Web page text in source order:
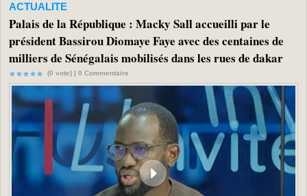
ACTUALITE
Palais de la République : Macky Sall accueilli par le
président Bassirou Diomaye Faye avec des centaines de
milliers de Sénégalais mobilisés dans les rues de dakar
(0 vote) | 0 Commentaire